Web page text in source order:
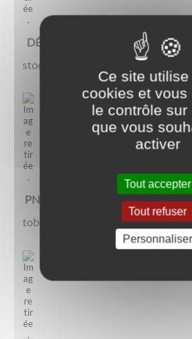
DÉBLAIS / GRAVATS :Ils sont
stockés en centre
PNEUS :
Ils sont recyclés en
toboggan
Ce site utilise
cookies et vous
le contrôle sur
que vous
activer
Tout accepter
Tout refuser
Personnaliser